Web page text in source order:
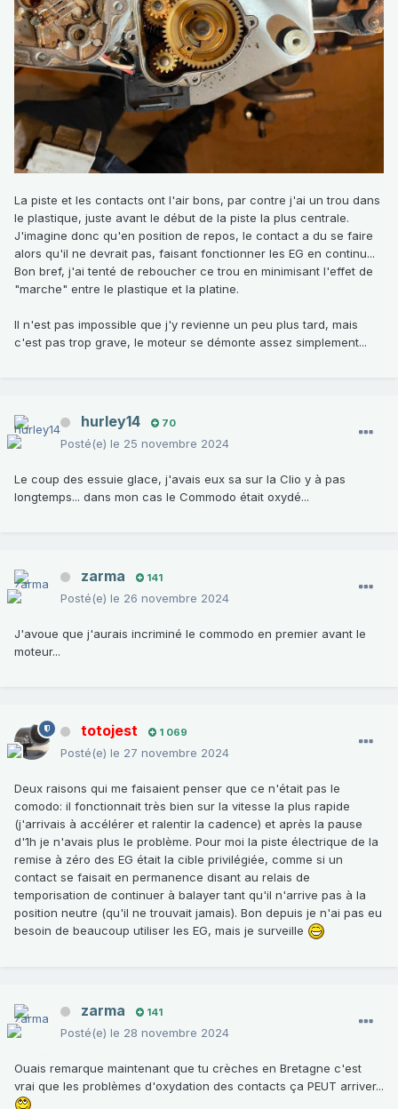
La piste et les contacts ont l'air bons, par contre j'ai un trou dans
le plastique, juste avant le début de la piste la plus centrale.
J'imagine donc qu'en position de repos, le contact a du se faire
alors qu'il ne devrait pas, faisant fonctionner les EG en continu...
Bon bref, j'ai tenté de reboucher ce trou en minimisant l'effet de
"marche" entre le plastique et la platine.
Il n'est pas impossible que j'y revienne un peu plus tard, mais
c'est pas trop grave, le moteur se démonte assez simplement...
hurley14 70
Posté(e) le 25 novembre 2024
Le coup des essuie glace, j'avais eux sa sur la Clio y à pas
longtemps... dans mon cas le Commodo était oxydé...
zarma 141
Posté(e) le 26 novembre 2024
J'avoue que j'aurais incriminé le commodo en premier avant le
moteur...
totojest 1 069
Posté(e) le 27 novembre 2024
Deux raisons qui me faisaient penser que ce n'était pas le
comodo: il fonctionnait très bien sur la vitesse la plus rapide
(j'arrivais à accélérer et ralentir la cadence) et après la pause
d'1h je n'avais plus le problème. Pour moi la piste électrique de la
remise à zéro des EG était la cible privilégiée, comme si un
contact se faisait en permanence disant au relais de
temporisation de continuer à balayer tant qu'il n'arrive pas à la
position neutre (qu'il ne trouvait jamais). Bon depuis je n'ai pas eu
besoin de beaucoup utiliser les EG, mais je surveille
zarma 141
Posté(e) le 28 novembre 2024
Ouais remarque maintenant que tu crèches en Bretagne c'est
vrai que les problèmes d'oxydation des contacts ça PEUT arriver...